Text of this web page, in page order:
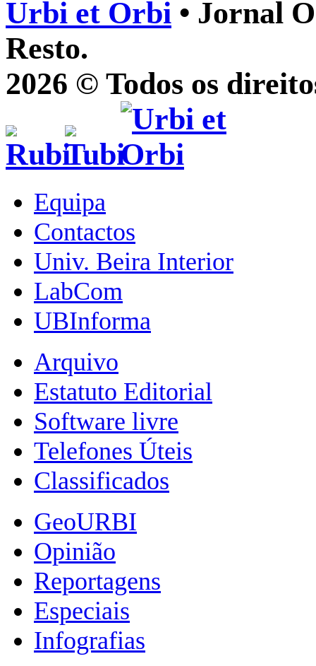
Urbi et Orbi • Jornal
Resto.
2026 © Todos os
Equipa
Contactos
Univ. Beira Interior
LabCom
UBInforma
Arquivo
Estatuto Editorial
Software livre
Telefones Úteis
Classificados
GeoURBI
Opinião
Reportagens
Especiais
Infografias